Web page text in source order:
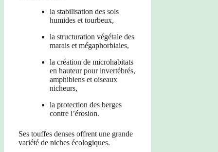
la stabilisation des sols
humides et tourbeux,
la structuration végétale des
marais et mégaphorbiaies,
la création de microhabitats
en hauteur pour invertébrés,
amphibiens et oiseaux
nicheurs,
la protection des berges
contre l’érosion.
Ses touffes denses offrent une grande
variété de niches écologiques.